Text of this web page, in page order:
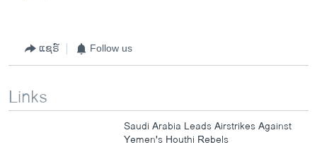
ແຊຣ໌ Follow us
Links
Saudi Arabia Leads Airstrikes Against
Yemen's Houthi Rebels